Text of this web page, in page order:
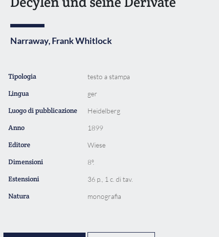
Narraway, Frank Whitlock
Tipologia testo a stampa
Lingua ger
Luogo di pubblicazione Heidelberg
Anno 1899
Editore Wiese
Dimensioni 8º.
Estensioni 36 p., 1 c. di tav.
Natura monografia